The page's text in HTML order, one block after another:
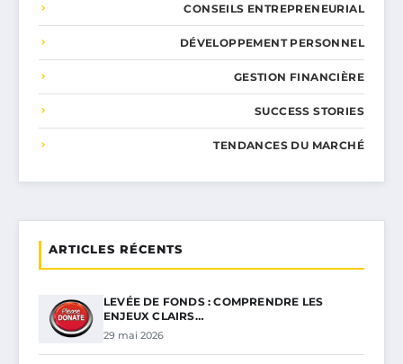
CONSEILS ENTREPRENEURIAL
DÉVELOPPEMENT PERSONNEL
GESTION FINANCIÈRE
SUCCESS STORIES
TENDANCES DU MARCHÉ
ARTICLES RÉCENTS
LEVÉE DE FONDS : COMPRENDRE LES
ENJEUX CLAIRS…
29 mai 2026